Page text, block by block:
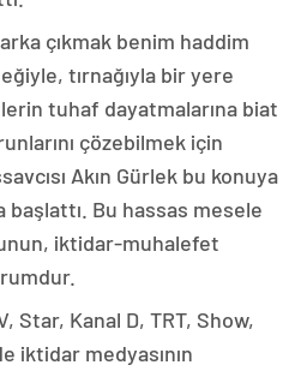
çıkmak benim haddim
tırnağıyla bir yere
tuhaf dayatmalarına biat
çözebilmek için
Akın Gürlek bu konuya
Bu hassas mesele
iktidar-muhalefet
Star, Kanal D, TRT, Show,
iktidar medyasının